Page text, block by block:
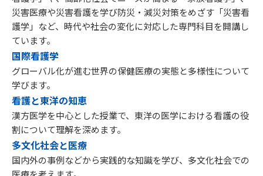
災害医療や災害看護を学び防災・減災対策をめざす「災害看
護学」など、時代や社会の変化に対応した専門科目を開講し
ています。
国際看護学
グローバル化が進む世界の保健医療の実態と多様性について
学びます。
看護と東洋の知恵
漢方医学を中心とした授業で、東洋の医学における看護の役
割について理解を深めます。
多文化社会と医療
国内外の事例などから実践的な知識を学び、多文化社会での